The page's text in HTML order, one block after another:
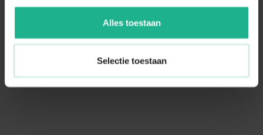
Alles toestaan
Selectie toestaan
de winter. De plant houdt van schaduw en is dus ideaal om
kleur te geven aan de donkere, schaduwrijke plekken in je
Bergenia cordifolia 'Eroica'geeft paarse bloemen, terwijl de
Meer tonen +